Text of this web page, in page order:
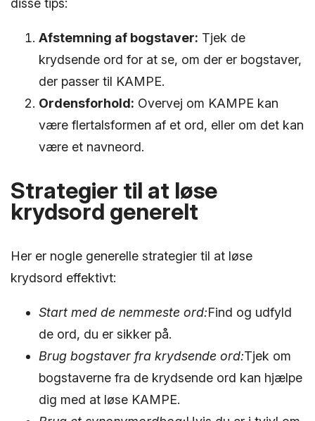
Afstemning af bogstaver: Tjek de
krydsende ord for at se, om der er bogstaver,
der passer til KAMPE.
Ordensforhold: Overvej om KAMPE kan
være flertalsformen af et ord, eller om det kan
være et navneord.
Strategier til at løse
krydsord generelt
Her er nogle generelle strategier til at løse
krydsord effektivt:
Start med de nemmeste ord:Find og udfyld
de ord, du er sikker på.
Brug bogstaver fra krydsende ord:Tjek om
bogstaverne fra de krydsende ord kan hjælpe
dig med at løse KAMPE.